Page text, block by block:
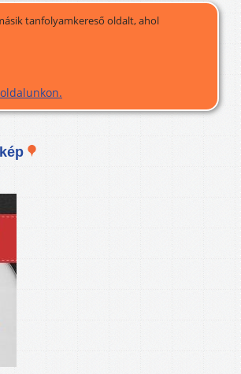
tanfolyamkereső oldalt, ahol